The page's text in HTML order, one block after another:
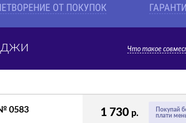
ОТ ПОКУПОК
Что такое
Покупай
плати
1 730 р.
0583